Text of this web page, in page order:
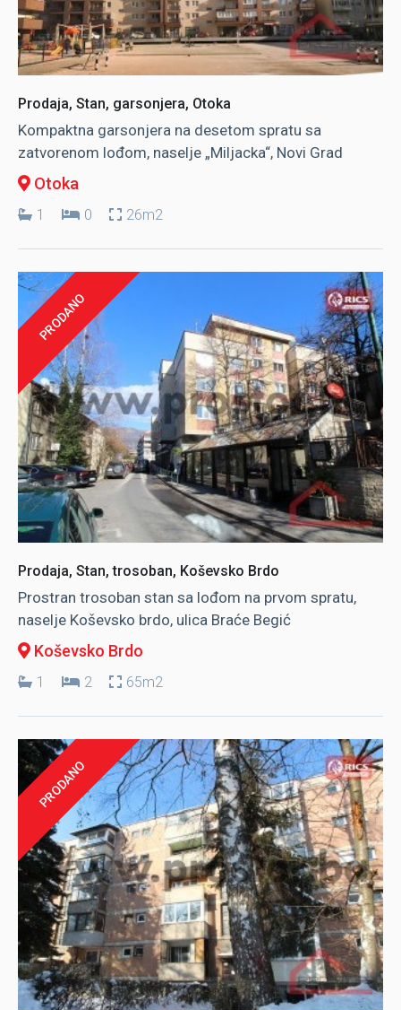
Prodaja, Stan, garsonjera, Otoka
Kompaktna garsonjera na desetom spratu sa
zatvorenom lođom, naselje „Miljacka“, Novi Grad
Otoka
1 0 26m2
PRODANO
Prodaja, Stan, trosoban, Koševsko Brdo
Prostran trosoban stan sa lođom na prvom spratu,
naselje Koševsko brdo, ulica Braće Begić
Koševsko Brdo
1 2 65m2
PRODANO